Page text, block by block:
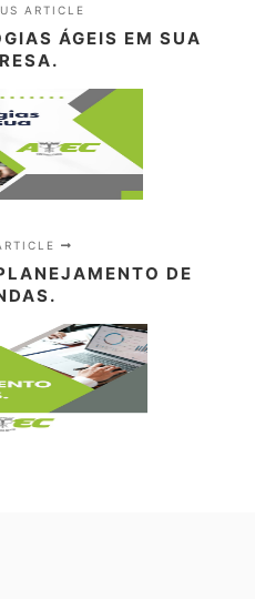
ARTICLE
ÁGEIS EM SUA
DE